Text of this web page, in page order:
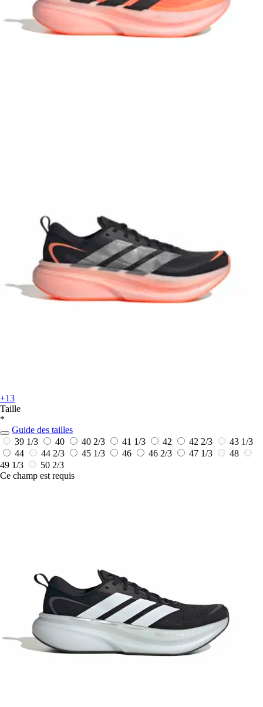
+13
Taille
*
Guide des tailles
39 1/3
40 40 2/3 41 1/3 42 42 2/3
43 1/3
44
44 2/3 45 1/3 46 46 2/3 47 1/3
48
49 1/3
50 2/3
Ce champ est requis